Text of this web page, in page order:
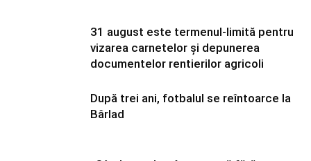
31 august este termenul-limită pentru
vizarea carnetelor și depunerea
documentelor rentierilor agricoli
După trei ani, fotbalul se reîntoarce la
Bârlad